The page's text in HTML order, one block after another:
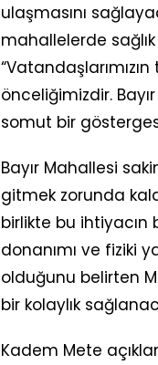
ulaşmasını
mahallelerde
önceliğimizdir.
somut bir
Bayır Mahallesi
gitmek zorunda
birlikte bu ihtiyacın
donanımı ve fiziki
olduğunu belirten
bir kolaylık
Kadem Mete